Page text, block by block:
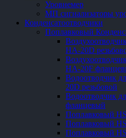
Уровнемер
МП сигнализаторы
Конденсатоотводчики
Поплавковый
HA-20D
HA-20F
Водоотводчик
20D резьбовой
Водоотводчик
фланцевый
Поплавковый
Поплавковый
Поплавковый